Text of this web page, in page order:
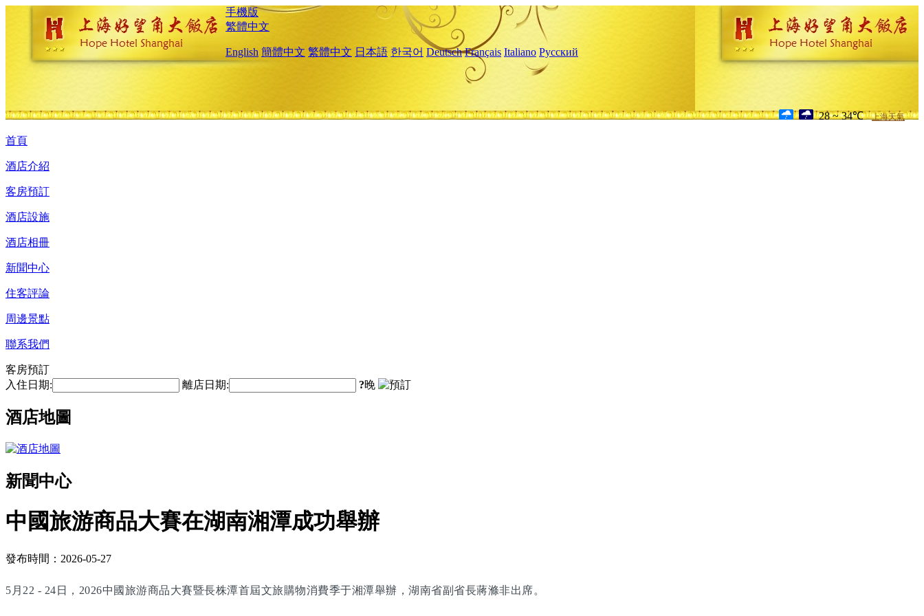
手機版
繁體中文
English 簡體中文 繁體中文 日本語 한국어 Deutsch Français Italiano Русский
28 ~ 34℃ 上海天氣
首頁
酒店介紹
客房預訂
酒店設施
酒店相冊
新聞中心
住客評論
周邊景點
聯系我們
客房預訂
入住日期:
離店日期: ?晚
酒店地圖
新聞中心
中國旅游商品大賽在湖南湘潭成功舉辦
發布時間：2026-05-27
5月22 - 24日，2026中國旅游商品大賽暨長株潭首屆文旅購物消費季于湘潭舉辦，湖南省副省長蔣滌非出席。